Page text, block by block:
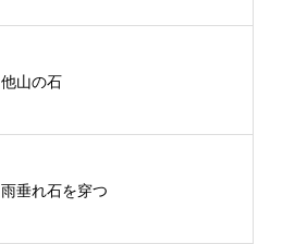
他山の石
雨垂れ石を穿つ